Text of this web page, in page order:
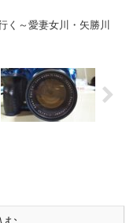
く～愛妻女川・矢勝川